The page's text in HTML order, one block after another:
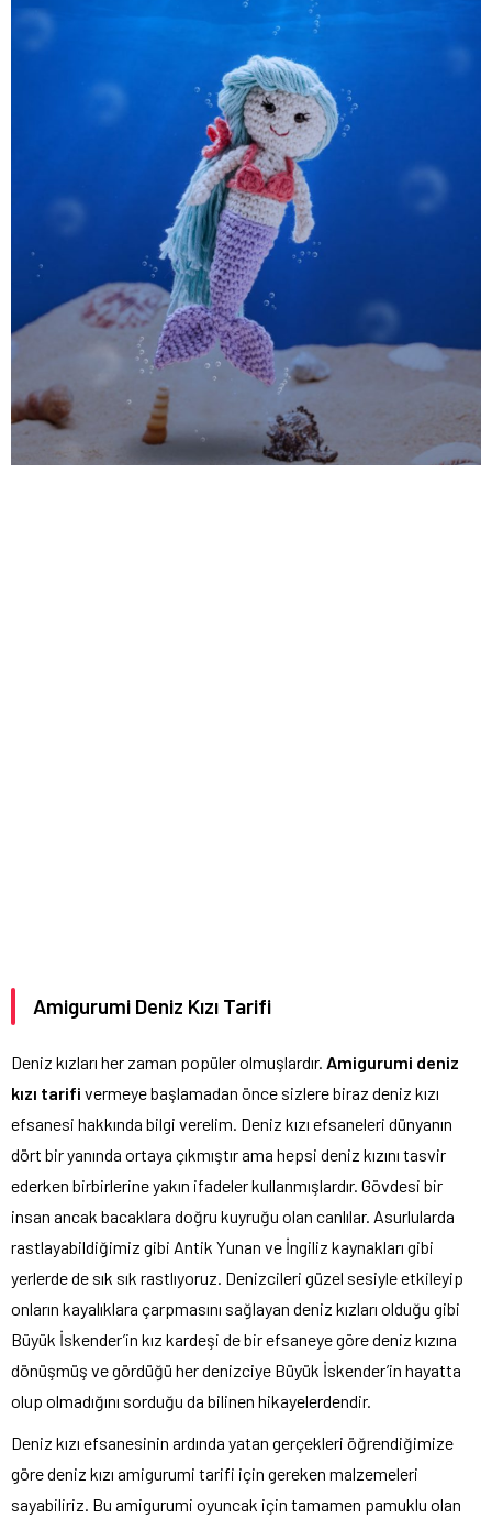
Amigurumi Deniz Kızı Tarifi
Deniz kızları her zaman popüler olmuşlardır. Amigurumi deniz
kızı tarifi vermeye başlamadan önce sizlere biraz deniz kızı
efsanesi hakkında bilgi verelim. Deniz kızı efsaneleri dünyanın
dört bir yanında ortaya çıkmıştır ama hepsi deniz kızını tasvir
ederken birbirlerine yakın ifadeler kullanmışlardır. Gövdesi bir
insan ancak bacaklara doğru kuyruğu olan canlılar. Asurlularda
rastlayabildiğimiz gibi Antik Yunan ve İngiliz kaynakları gibi
yerlerde de sık sık rastlıyoruz. Denizcileri güzel sesiyle etkileyip
onların kayalıklara çarpmasını sağlayan deniz kızları olduğu gibi
Büyük İskender’in kız kardeşi de bir efsaneye göre deniz kızına
dönüşmüş ve gördüğü her denizciye Büyük İskender’in hayatta
olup olmadığını sorduğu da bilinen hikayelerdendir.
Deniz kızı efsanesinin ardında yatan gerçekleri öğrendiğimize
göre deniz kızı amigurumi tarifi için gereken malzemeleri
sayabiliriz. Bu amigurumi oyuncak için tamamen pamuklu olan